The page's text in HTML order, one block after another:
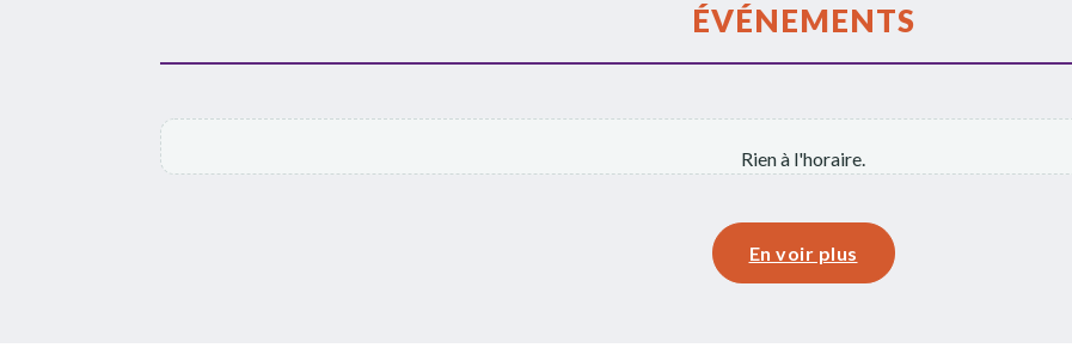
ÉVÉNEMENTS
Rien à l'horaire.
En voir plus